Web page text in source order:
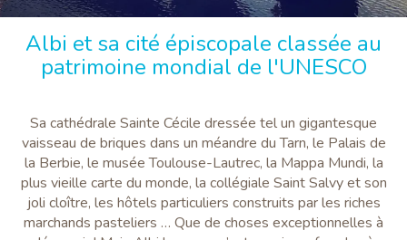
Albi et sa cité épiscopale classée au
patrimoine mondial de l'UNESCO
Sa cathédrale Sainte Cécile dressée tel un gigantesque
vaisseau de briques dans un méandre du Tarn, le Palais de
la Berbie, le musée Toulouse-Lautrec, la Mappa Mundi, la
plus vieille carte du monde, la collégiale Saint Salvy et son
joli cloître, les hôtels particuliers construits par les riches
marchands pasteliers … Que de choses exceptionnelles à